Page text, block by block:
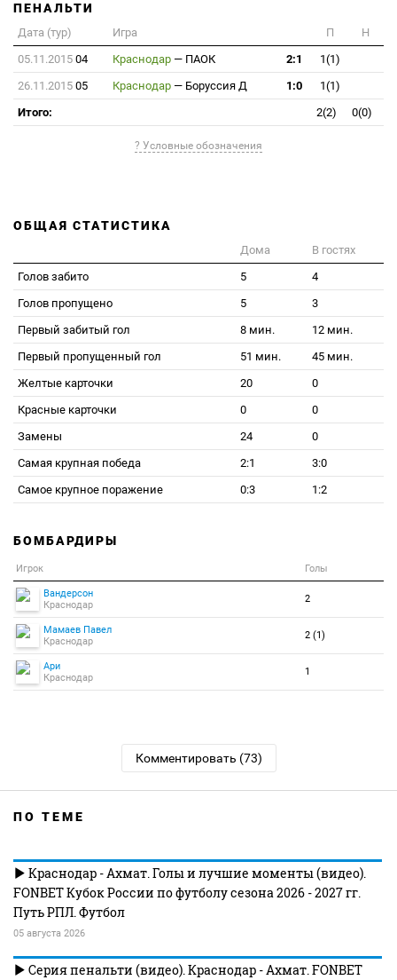
ПЕНАЛЬТИ
Дата (тур) Игра П
Н
05.11.2015 04 Краснодар — ПАОК 2:1
1(1)
26.11.2015 05 Краснодар — Боруссия Д 1:0
1(1)
Итого:
2(2) 0(0)
? Условные обозначения
ОБЩАЯ СТАТИСТИКА
Дома
В гостях
Голов забито
5
4
Голов пропущено
5
3
Первый забитый гол
8 мин.
12 мин.
Первый пропущенный гол
51 мин.
45 мин.
Желтые карточки
20
0
Красные карточки
0
0
Замены
24
0
Самая крупная победа
2:1
3:0
Самое крупное поражение
0:3 1:2
БОМБАРДИРЫ
Игрок Голы
Вандерсон
Краснодар
2
Мамаев Павел
Краснодар
2 (1)
Ари
Краснодар
1
Комментировать (73)
ПО ТЕМЕ
Краснодар - Ахмат. Голы и лучшие моменты (видео).
FONBET Кубок России по футболу сезона 2026 - 2027 гг.
Путь РПЛ. Футбол
05 августа 2026
Серия пенальти (видео). Краснодар - Ахмат. FONBET